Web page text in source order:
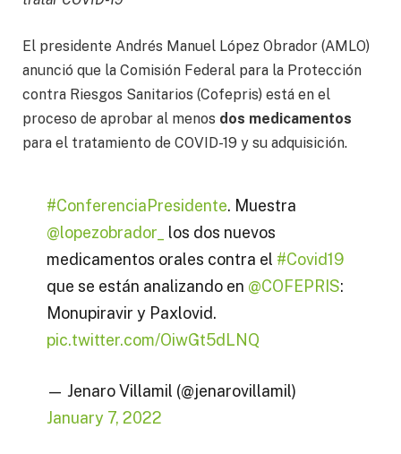
El presidente Andrés Manuel López Obrador (AMLO)
anunció que la Comisión Federal para la Protección
contra Riesgos Sanitarios (Cofepris) está en el
proceso de aprobar al menos dos medicamentos
para el tratamiento de COVID-19 y su adquisición.
#ConferenciaPresidente. Muestra
@lopezobrador_
los dos nuevos
medicamentos orales contra el #Covid19
que se están analizando en @COFEPRIS:
Monupiravir y Paxlovid.
pic.twitter.com/OiwGt5dLNQ
— Jenaro Villamil (@jenarovillamil)
January 7, 2022